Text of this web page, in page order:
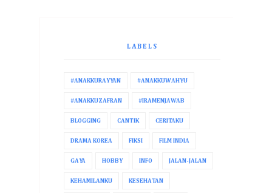
LABELS
#ANAKKURAYYAN #ANAKKUWAHYU
#ANAKKUZAFRAN #IRAMENJAWAB
BLOGGING CANTIK CERITAKU
DRAMA KOREA FIKSI FILM INDIA
GAYA HOBBY INFO JALAN-JALAN
KEHAMILANKU KESEHATAN